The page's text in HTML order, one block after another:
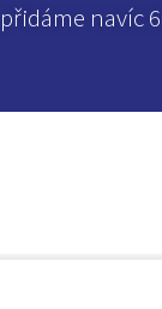
navíc